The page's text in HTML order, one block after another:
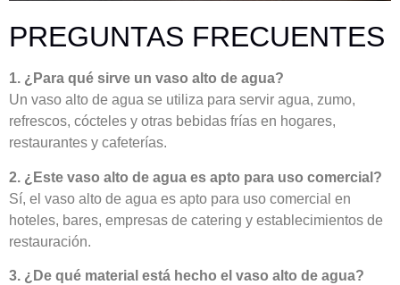
PREGUNTAS FRECUENTES
1. ¿Para qué sirve un vaso alto de agua?
Un vaso alto de agua se utiliza para servir agua, zumo,
refrescos, cócteles y otras bebidas frías en hogares,
restaurantes y cafeterías.
2. ¿Este vaso alto de agua es apto para uso comercial?
Sí, el vaso alto de agua es apto para uso comercial en
hoteles, bares, empresas de catering y establecimientos de
restauración.
3. ¿De qué material está hecho el vaso alto de agua?